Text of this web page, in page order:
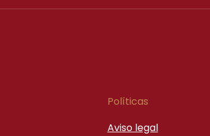
Políticas
Aviso legal